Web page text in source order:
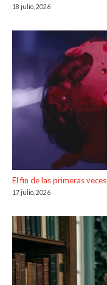
18 julio, 2026
El fin de las primeras veces
17 julio, 2026